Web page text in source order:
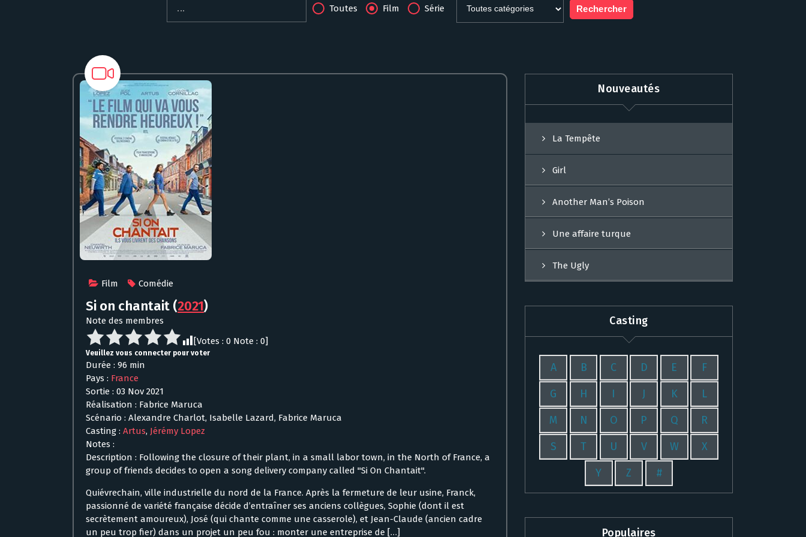
Toutes Film Série
Film Comédie
Si on chantait (2021)
Note des membres
[Votes : 0 Note : 0]
Veuillez vous connecter pour voter
Durée : 96 min
Pays : France
Sortie : 03 Nov 2021
Réalisation : Fabrice Maruca
Scénario : Alexandre Charlot, Isabelle Lazard, Fabrice Maruca
Casting : Artus, Jérémy Lopez
Notes :
Description : Following the closure of their plant, in a small labor town, in the North of France, a
group of friends decides to open a song delivery company called "Si On Chantait".
Quiévrechain, ville industrielle du nord de la France. Après la fermeture de leur usine, Franck,
passionné de variété française décide d’entraîner ses anciens collègues, Sophie (dont il est
secrètement amoureux), José (qui chante comme une casserole), et Jean-Claude (ancien cadre
un peu trop fier) dans un projet un peu fou : monter une entreprise de […]
Nouveautés
La Tempête
Girl
Another Man’s Poison
Une affaire turque
The Ugly
Casting
A B C D E F
G H I J K L
M N O P Q R
S T U V W X
Y Z #
Populaires